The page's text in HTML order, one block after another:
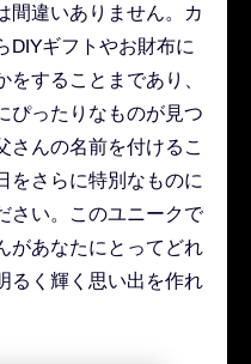
間違いありません。カ
DIYギフトやお財布に
することまであり、
ぴったりなものが見つ
さんの名前を付けるこ
をさらに特別なものに
さい。このユニークで
があなたにとってどれ
るく輝く思い出を作れ